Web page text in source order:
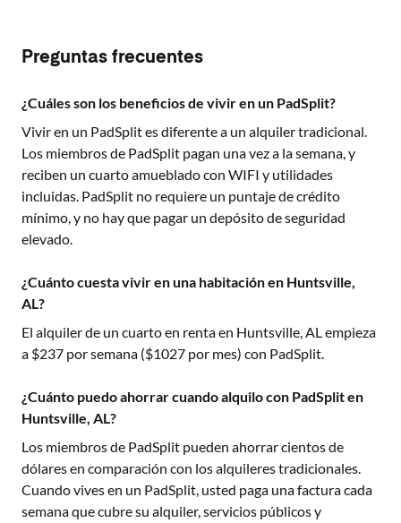
Preguntas frecuentes
¿Cuáles son los beneficios de vivir en un PadSplit?
Vivir en un PadSplit es diferente a un alquiler tradicional.
Los miembros de PadSplit pagan una vez a la semana, y
reciben un cuarto amueblado con WIFI y utilidades
incluidas. PadSplit no requiere un puntaje de crédito
mínimo, y no hay que pagar un depósito de seguridad
elevado.
¿Cuánto cuesta vivir en una habitación en Huntsville,
AL?
El alquiler de un cuarto en renta en Huntsville, ALempieza
a $237 por semana ($1027 por mes) con PadSplit.
¿Cuánto puedo ahorrar cuando alquilo con PadSplit en
Huntsville, AL?
Los miembros de PadSplit pueden ahorrar cientos de
dólares en comparación con los alquileres tradicionales.
Cuando vives en un PadSplit, usted paga una factura cada
semana que cubre su alquiler, servicios públicos y